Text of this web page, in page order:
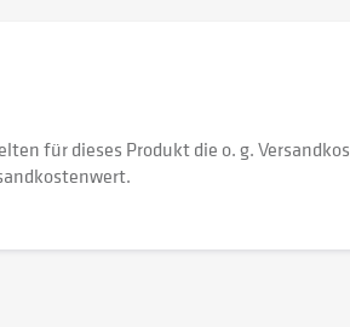
für dieses Produkt die o. g.